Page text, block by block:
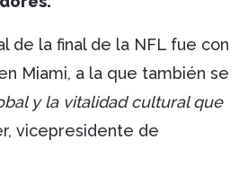
de la final de la NFL fue con
Miami, a la que también se
y la vitalidad cultural que
vicepresidente de